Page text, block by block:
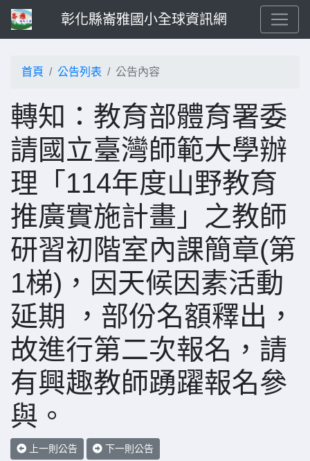
彰化縣崙雅國小全球資訊網
首頁 公告列表 公告內容
轉知：教育部體育署委
請國立臺灣師範大學辦
理「114年度山野教育
推廣實施計畫」之教師
研習初階室內課簡章(第
1梯)，因天候因素活動
延期 ，部份名額釋出，
故進行第二次報名，請
有興趣教師踴躍報名參
與。
上一則公告 下一則公告